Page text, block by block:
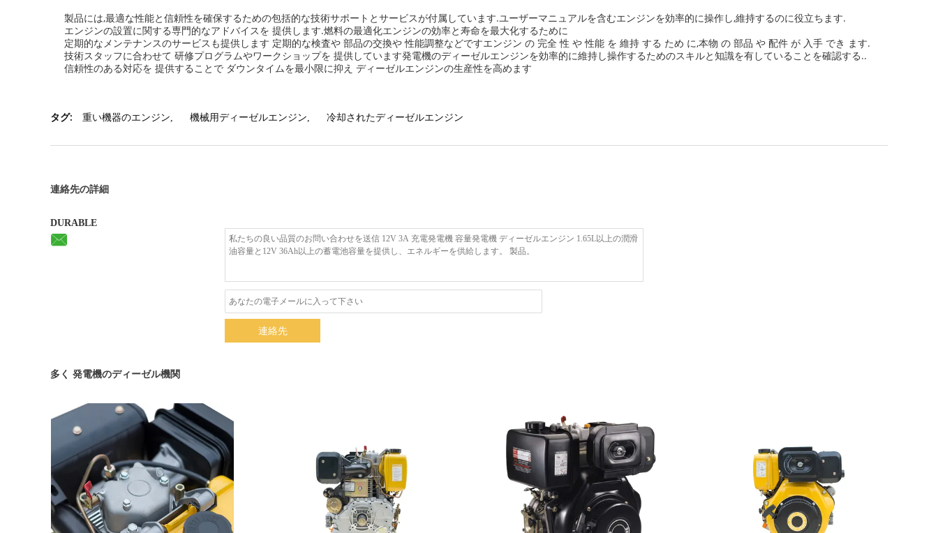
製品には,最適な性能と信頼性を確保するための包括的な技術サポートとサービスが付属しています.ユーザーマニュアルを含むエンジンを効率的に操作し,維持するのに役立ちます.
エンジンの設置に関する専門的なアドバイスを 提供します.燃料の最適化エンジンの効率と寿命を最大化するために
定期的なメンテナンスのサービスも提供します 定期的な検査や 部品の交換や 性能調整などですエンジン の 完全 性 や 性能 を 維持 する ため に,本物 の 部品 や 配件 が 入手 でき ます.
技術スタッフに合わせて 研修プログラムやワークショップを 提供しています発電機のディーゼルエンジンを効率的に維持し操作するためのスキルと知識を有していることを確認する..
信頼性のある対応を 提供することで ダウンタイムを最小限に抑え ディーゼルエンジンの生産性を高めます
タグ: 重い機器のエンジン, 機械用ディーゼルエンジン, 冷却されたディーゼルエンジン
連絡先の詳細
DURABLE
連絡先
多く 発電機のディーゼル機関